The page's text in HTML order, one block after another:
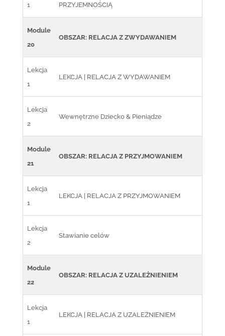
1
PRZYJEMNOŚCIĄ
Module
20
OBSZAR: RELACJA Z ZWYDAWANIEM
Lekcja
1
LEKCJA | RELACJA Z WYDAWANIEM
Lekcja
2
Wewnętrzne Dziecko & Pieniądze
Module
21
OBSZAR: RELACJA Z PRZYJMOWANIEM
Lekcja
1
LEKCJA | RELACJA Z PRZYJMOWANIEM
Lekcja
2
Stawianie celów
Module
22
OBSZAR: RELACJA Z UZALEŻNIENIEM
Lekcja
1
LEKCJA | RELACJA Z UZALEŻNIENIEM